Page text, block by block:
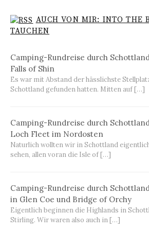
AUCH VON MIR: INTO THE
TAUCHEN
Camping-Rundreise durch
Falls of Shin
Es war mit Abstand der hässlichste
Schottland gefunden hatten. Mitten auf […]
Camping-Rundreise durch
Loch Fleet im Nordosten
Naturlich wollten wir in Schottland
sehen, allen voran die Isle of […]
Camping-Rundreise durch
in Glen Coe und Bridge of Orchy
Eigentlich beginnen die Highlands in
Stirling. Wir waren also auch in […]